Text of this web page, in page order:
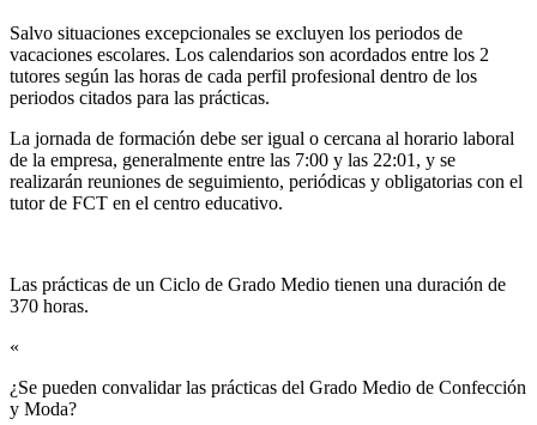
Salvo situaciones excepcionales se excluyen los periodos de
vacaciones escolares. Los calendarios son acordados entre los 2
tutores según las horas de cada perfil profesional dentro de los
periodos citados para las prácticas.
La jornada de formación debe ser igual o cercana al horario laboral
de la empresa, generalmente entre las 7:00 y las 22:01, y se
realizarán reuniones de seguimiento, periódicas y obligatorias con el
tutor de FCT en el centro educativo.
Las prácticas de un Ciclo de Grado Medio tienen una duración de
370 horas.
«
¿Se pueden convalidar las prácticas del Grado Medio de Confección
y Moda?​